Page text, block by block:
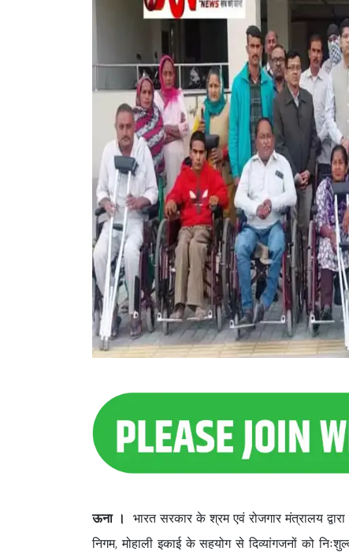
ऊना ।
भारत सरकार के श्रम एवं रोजगार मंत्रालय
निगम, मोहाली इकाई के सहयोग से दिव्यांगजनों को